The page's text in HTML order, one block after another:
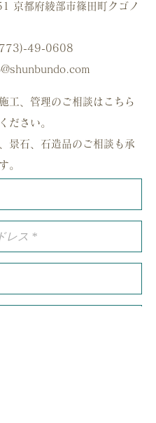
京都府綾部市篠田町クゴノ
49-0608
工、管理のご相談はこちら
ださい。
景石、石造品のご相談も承
。